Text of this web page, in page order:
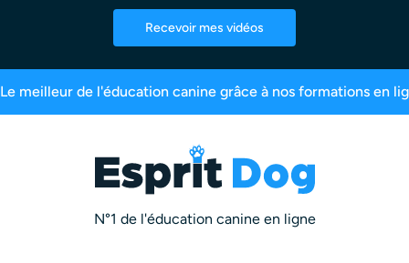
Recevoir mes vidéos
inscrits 99,6% de satisfaction 2,5
N°1 de l'éducation canine en ligne